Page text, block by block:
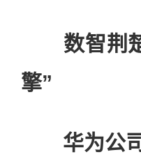
数智荆
擎”
华为公